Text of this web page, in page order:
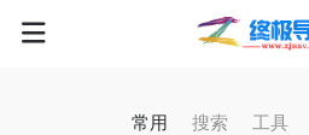
常用 搜索 工具